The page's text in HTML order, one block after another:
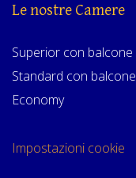
Le nostre Camere
Superior con balcone
Standard con balcone
Economy
Impostazioni cookie